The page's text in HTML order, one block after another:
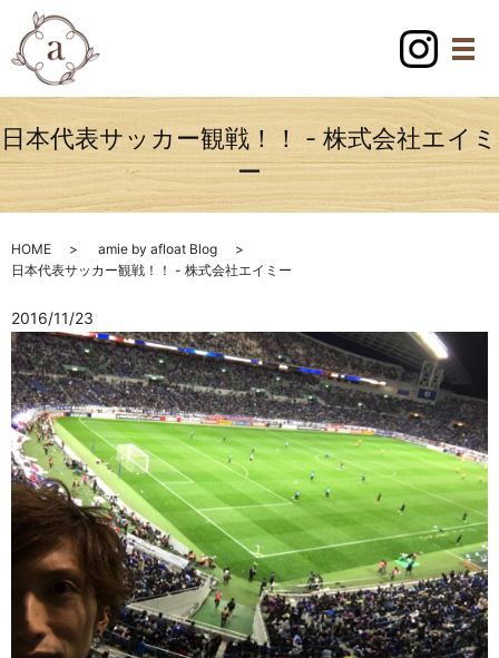
日本代表サッカー観戦！！ - 株式会社エイミ
ー
HOME
amie by afloat Blog
日本代表サッカー観戦！！ - 株式会社エイミー
2016/11/23